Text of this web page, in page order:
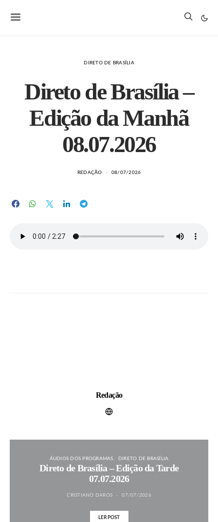
DIRETO DE BRASÍLIA
Direto de Brasília –
Edição da Manhã
08.07.2026
REDAÇÃO 08/07/2026
Redação
ÁUDIOS DOS PROGRAMAS DIRETO DE BRASÍLIA
Direto de Brasília – Edição da Tarde
07.07.2026
CRISTIANO DAROS 07/07/2026
LER POST